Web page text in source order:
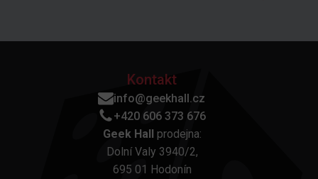
Kontakt
info@geekhall.cz
+420 606 373 676
Geek Hall prodejna:
Dolní Valy 3940/2,
695 01 Hodonín